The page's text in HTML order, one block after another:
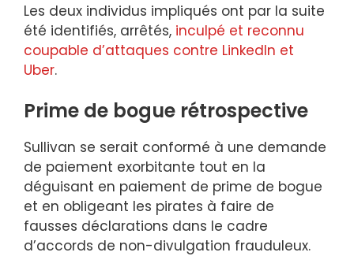
Les deux individus impliqués ont par la suite
été identifiés, arrêtés, inculpé et reconnu
coupable d’attaques contre LinkedIn et
Uber.
Prime de bogue rétrospective
Sullivan se serait conformé à une demande
de paiement exorbitante tout en la
déguisant en paiement de prime de bogue
et en obligeant les pirates à faire de
fausses déclarations dans le cadre
d’accords de non-divulgation frauduleux.